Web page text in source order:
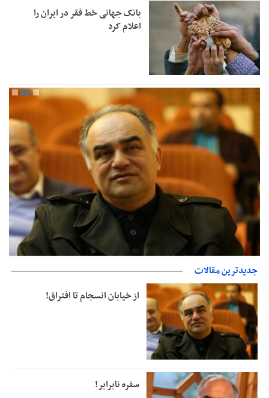
بانک جهانی خط فقر در ایران را
اعلام کرد
از خیابان انسجام تا افتراق!
جدیدترین مقالات
از خیابان انسجام تا افتراق!
سفره نابرابر!